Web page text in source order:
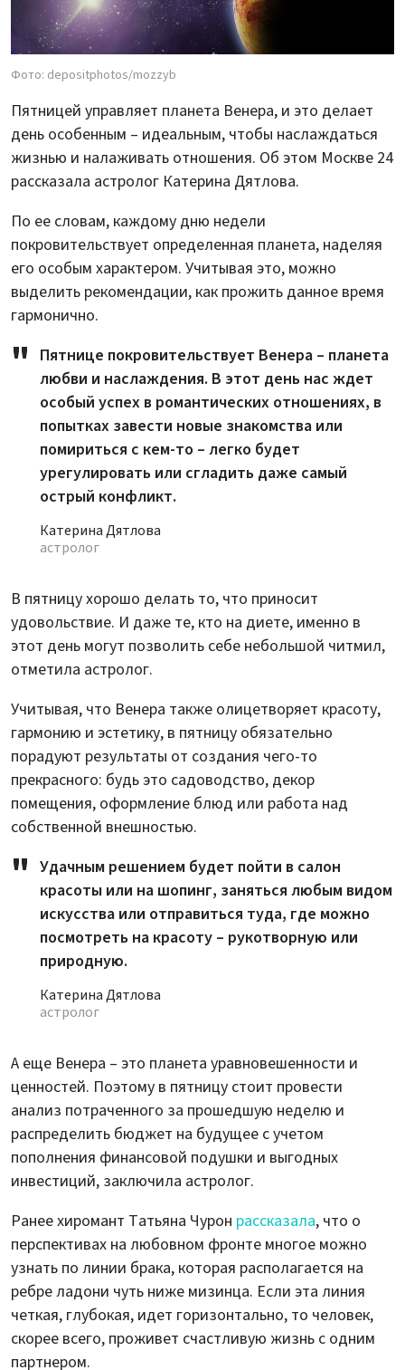
Фото: depositphotos/mozzyb
Пятницей управляет планета Венера, и это делает
день особенным – идеальным, чтобы наслаждаться
жизнью и налаживать отношения. Об этом Москве 24
рассказала астролог Катерина Дятлова.
По ее словам, каждому дню недели
покровительствует определенная планета, наделяя
его особым характером. Учитывая это, можно
выделить рекомендации, как прожить данное время
гармонично.
Пятнице покровительствует Венера – планета
любви и наслаждения. В этот день нас ждет
особый успех в романтических отношениях, в
попытках завести новые знакомства или
помириться с кем-то – легко будет
урегулировать или сгладить даже самый
острый конфликт.
Катерина Дятлова
астролог
В пятницу хорошо делать то, что приносит
удовольствие. И даже те, кто на диете, именно в
этот день могут позволить себе небольшой читмил,
отметила астролог.
Учитывая, что Венера также олицетворяет красоту,
гармонию и эстетику, в пятницу обязательно
порадуют результаты от создания чего-то
прекрасного: будь это садоводство, декор
помещения, оформление блюд или работа над
собственной внешностью.
Удачным решением будет пойти в салон
красоты или на шопинг, заняться любым видом
искусства или отправиться туда, где можно
посмотреть на красоту – рукотворную или
природную.
Катерина Дятлова
астролог
А еще Венера – это планета уравновешенности и
ценностей. Поэтому в пятницу стоит провести
анализ потраченного за прошедшую неделю и
распределить бюджет на будущее с учетом
пополнения финансовой подушки и выгодных
инвестиций, заключила астролог.
Ранее хиромант Татьяна Чурон рассказала, что о
перспективах на любовном фронте многое можно
узнать по линии брака, которая располагается на
ребре ладони чуть ниже мизинца. Если эта линия
четкая, глубокая, идет горизонтально, то человек,
скорее всего, проживет счастливую жизнь с одним
партнером.